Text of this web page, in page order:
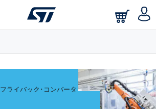
フライバック･コンバータ